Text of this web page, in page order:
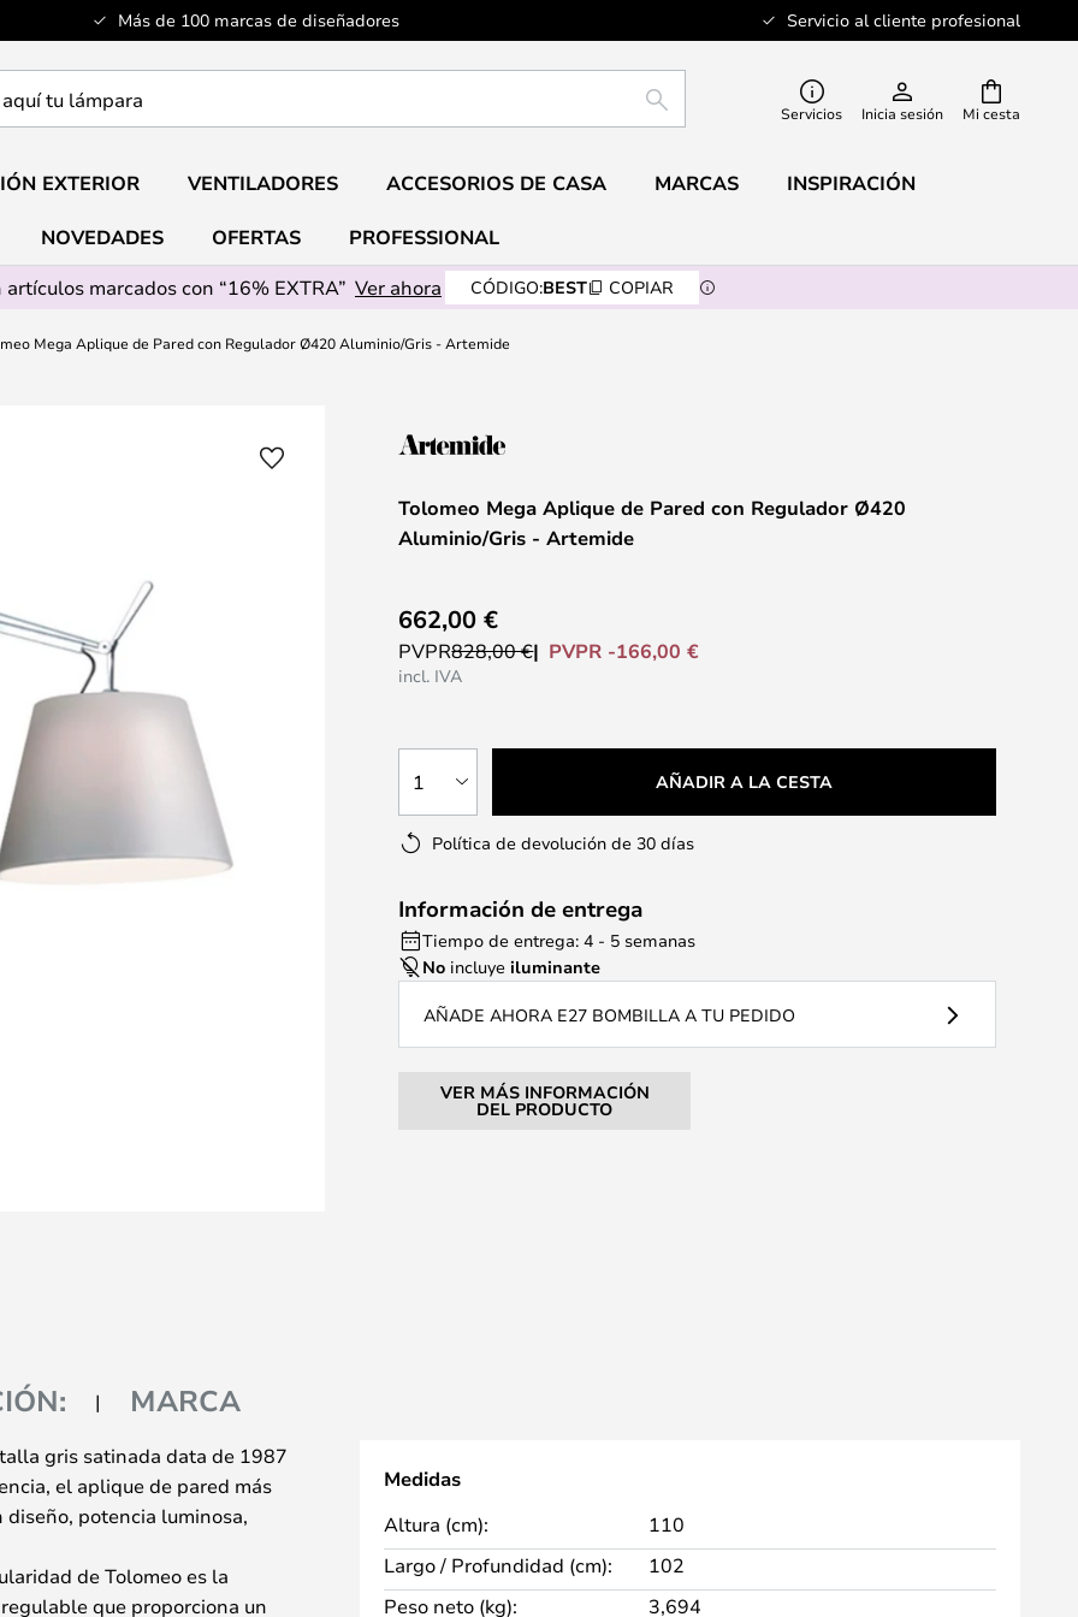
Más de 100 marcas de diseñadores Servicio al cliente profesional
Mi cesta
BUSCAR Servicios Inicia sesión
EXTERIOR VENTILADORES ACCESORIOS DE CASA MARCAS INSPIRACIÓN
NOVEDADES OFERTAS
PROFESSIONAL
artículos marcados con “16% EXTRA” Ver ahora CÓDIGO:BEST COPIAR
Mega Aplique de Pared con Regulador Ø420 Aluminio/Gris - Artemide
Tolomeo Mega Aplique de Pared con Regulador Ø420
Aluminio/Gris - Artemide
662,00 €
PVPR828,00 € PVPR -166,00 €
incl. IVA
1 AÑADIR A LA CESTA
Política de devolución de 30 días
Información de entrega
Tiempo de entrega: 4 - 5 semanas
No incluyeiluminante
AÑADE AHORA E27 BOMBILLA A TU PEDIDO
VER MÁS INFORMACIÓN
DEL PRODUCTO
MARCA
gris satinada data de 1987
el aplique de pared más
potencia luminosa,
de Tolomeo es la
que proporciona un
Medidas
Altura (cm):
110
Largo / Profundidad (cm):
102
Peso neto (kg):
3,694